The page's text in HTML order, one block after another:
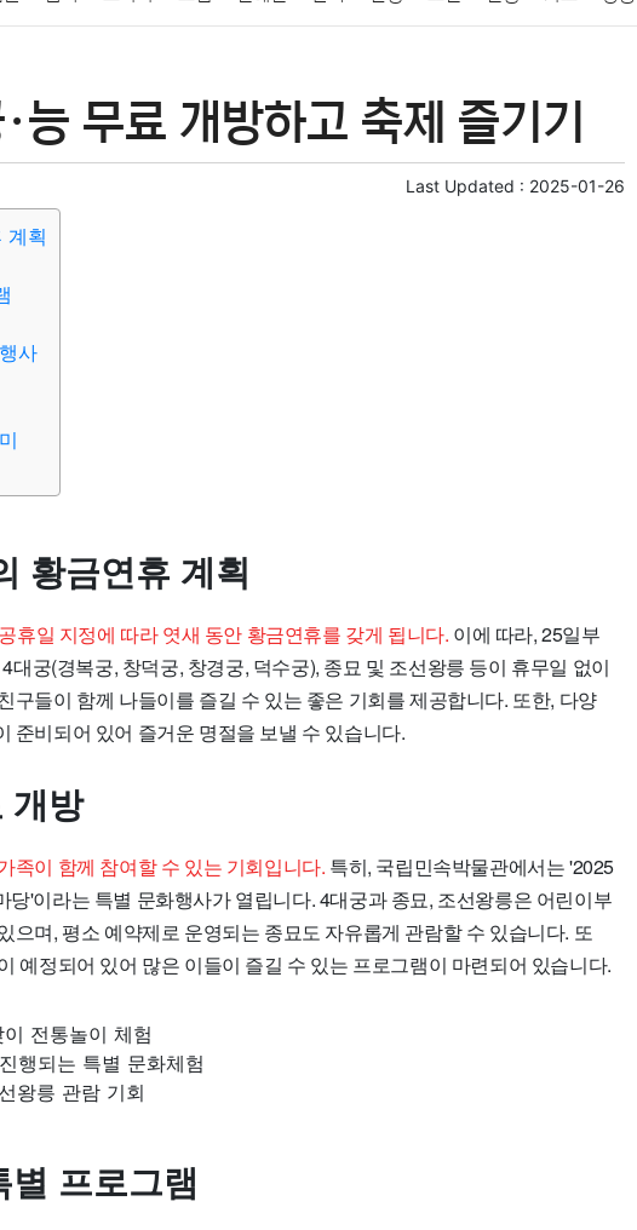
강 의료 의학 경제 마케팅 부동산 외국어 교육 교통 생활
무료 개방하고 축제 즐기기
Last Updated : 2025-01-26
계획
사
황금연휴 계획
휴일 지정에 따라 엿새 동안 황금연휴를 갖게 됩니다. 이에 따라, 25일부
대궁(경복궁, 창덕궁, 창경궁, 덕수궁), 종묘 및 조선왕릉 등이 휴무일 없이
구들이 함께 나들이를 즐길 수 있는 좋은 기회를 제공합니다. 또한, 다양
준비되어 있어 즐거운 명절을 보낼 수 있습니다.
개방
족이 함께 참여할 수 있는 기회입니다. 특히, 국립민속박물관에서는 '2025
당'이라는 특별 문화행사가 열립니다. 4대궁과 종묘, 조선왕릉은 어린이부
으며, 평소 예약제로 운영되는 종묘도 자유롭게 관람할 수 있습니다. 또
예정되어 있어 많은 이들이 즐길 수 있는 프로그램이 마련되어 있습니다.
전통놀이 체험
행되는 특별 문화체험
왕릉 관람 기회
별 프로그램